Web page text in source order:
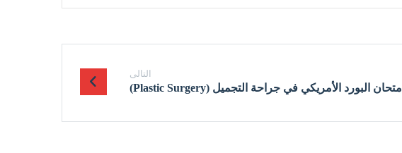
التالى
امتحان البورد الأمريكي في جراحة التجميل (Plastic Surgery)